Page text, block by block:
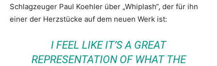
Schlagzeuger Paul Koehler über „Whiplash“, der für ihn
einer der Herzstücke auf dem neuen Werk ist:
I FEEL LIKE IT’S A GREAT
REPRESENTATION OF WHAT THE